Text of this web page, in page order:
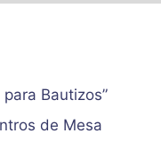
Bautizos”
de Mesa